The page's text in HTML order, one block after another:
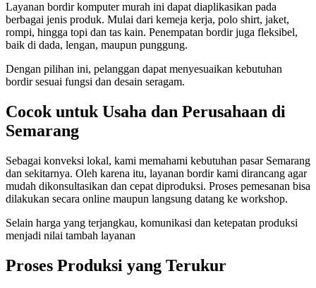
Layanan bordir komputer murah ini dapat diaplikasikan pada
berbagai jenis produk. Mulai dari kemeja kerja, polo shirt, jaket,
rompi, hingga topi dan tas kain. Penempatan bordir juga fleksibel,
baik di dada, lengan, maupun punggung.
Dengan pilihan ini, pelanggan dapat menyesuaikan kebutuhan
bordir sesuai fungsi dan desain seragam.
Cocok untuk Usaha dan Perusahaan di
Semarang
Sebagai konveksi lokal, kami memahami kebutuhan pasar Semarang
dan sekitarnya. Oleh karena itu, layanan bordir kami dirancang agar
mudah dikonsultasikan dan cepat diproduksi. Proses pemesanan bisa
dilakukan secara online maupun langsung datang ke workshop.
Selain harga yang terjangkau, komunikasi dan ketepatan produksi
menjadi nilai tambah layanan
Proses Produksi yang Terukur